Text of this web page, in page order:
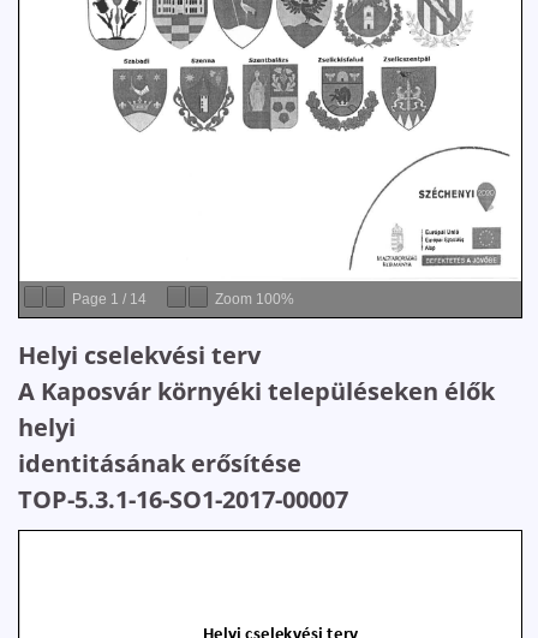
Page 1 / 14 Zoom 100%
Helyi cselekvési terv
A Kaposvár környéki településeken élők
helyi
identitásának erősítése
TOP-5.3.1-16-SO1-2017-00007